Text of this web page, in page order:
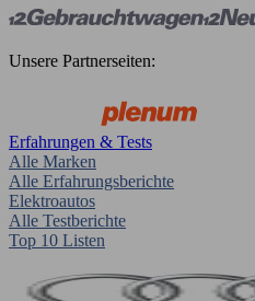
Unsere Partnerseiten:
Erfahrungen & Tests
Alle Marken
Alle Erfahrungsberichte
Elektroautos
Alle Testberichte
Top 10 Listen